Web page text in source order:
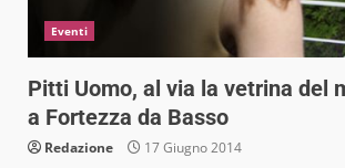
Eventi
Pitti Uomo, al via la vetrina del
a Fortezza da Basso
Redazione 17 Giugno 2014